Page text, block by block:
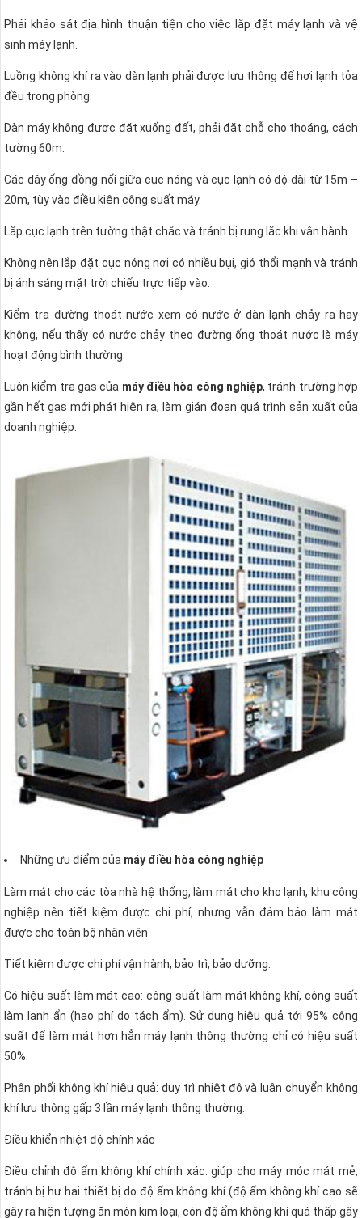
Phải khảo sát địa hình thuận tiện cho việc lắp đặt máy lạnh và vệ
sinh máy lạnh.
Luồng không khí ra vào dàn lạnh phải được lưu thông để hơi lạnh tỏa
đều trong phòng.
Dàn máy không được đặt xuống đất, phải đặt chỗ cho thoáng, cách
tường 60m.
Các dây ống đồng nối giữa cục nóng và cục lạnh có độ dài từ 15m –
20m, tùy vào điều kiện công suất máy.
Lắp cục lạnh trên tường thật chắc và tránh bị rung lắc khi vận hành.
Không nên lắp đặt cục nóng nơi có nhiều bụi, gió thổi mạnh và tránh
bị ánh sáng mặt trời chiếu trực tiếp vào.
Kiểm tra đường thoát nước xem có nước ở dàn lạnh chảy ra hay
không, nếu thấy có nước chảy theo đường ống thoát nước là máy
hoạt động bình thường.
Luôn kiểm tra gas của máy điều hòa công nghiệp, tránh trường hợp
gần hết gas mới phát hiện ra, làm gián đoạn quá trình sản xuất của
doanh nghiệp.
Những ưu điểm của máy điều hòa công nghiệp
Làm mát cho các tòa nhà hệ thống, làm mát cho kho lạnh, khu công
nghiệp nên tiết kiệm được chi phí, nhưng vẫn đảm bảo làm mát
được cho toàn bộ nhân viên
Tiết kiệm được chi phí vận hành, bảo trì, bảo dưỡng.
Có hiệu suất làm mát cao: công suất làm mát không khí, công suất
làm lạnh ẩn (hao phí do tách ẩm). Sử dụng hiệu quả tới 95% công
suất để làm mát hơn hẳn máy lạnh thông thường chỉ có hiệu suất
50%.
Phân phối không khí hiệu quả: duy trì nhiệt độ và luân chuyển không
khí lưu thông gấp 3 lần máy lạnh thông thường.
Điều khiển nhiệt độ chính xác
Điều chỉnh độ ẩm không khí chính xác: giúp cho máy móc mát mẻ,
tránh bị hư hại thiết bị do độ ẩm không khí (độ ẩm không khí cao sẽ
gây ra hiện tượng ăn mòn kim loại, còn độ ẩm không khí quá thấp gây